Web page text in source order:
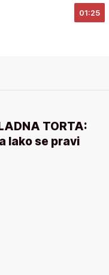
01:25
TORTA:
lako se pravi